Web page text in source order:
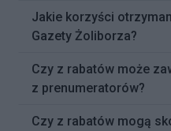
Jakie korzyści
Gazety Żoliborza?
Czy z rabatów może
z prenumeratorów?
Czy z rabatów mogą